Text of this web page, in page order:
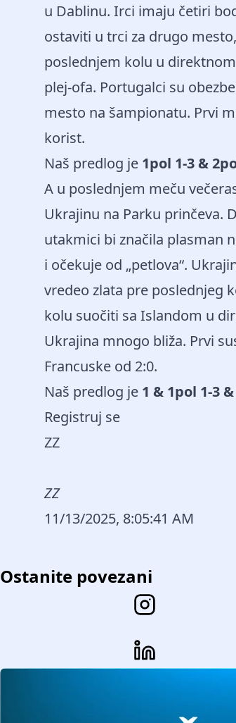
u Dablinu. Irci imaju četiri
ostaviti u trci za drugo
poslednjem kolu u
plej-ofa. Portugalci su
mesto na šampionatu. Prvi
korist.
Naš predlog je 1pol 1-3 &
A u poslednjem meču
Ukrajinu na Parku prinčeva.
utakmici bi značila plasman
i očekuje od „petlova“.
vredeo zlata pre poslednjeg
kolu suočiti sa Islandom u
Ukrajina mnogo bliža. Prvi
Francuske od 2:0.
Naš predlog je 1 & 1pol 1-3
Registruj se
ZZ
ZZ
11/13/2025, 8:05:41 AM
Ostanite povezani